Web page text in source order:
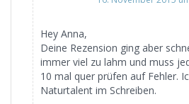
Hey Anna,
Deine Rezension ging aber
immer viel zu lahm und muss
10 mal quer prüfen auf Fehler.
Naturtalent im Schreiben.